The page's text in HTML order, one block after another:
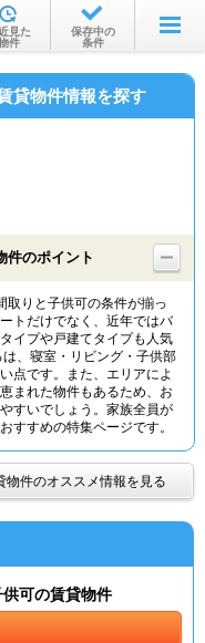
から
から
見た
件
保存中の
条件
貸物件情報を探す
件のポイント
取りと子供可の条件が揃っ
トだけでなく、近年ではバ
イプや戸建てタイプも人気
、寝室・リビング・子供部
点です。また、エリアによ
まれた物件もあるため、お
すいでしょう。家族全員が
すすめの特集ページです。
物件のオススメ情報を見る
可の賃貸物件